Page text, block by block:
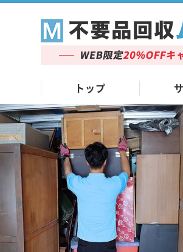
トップ